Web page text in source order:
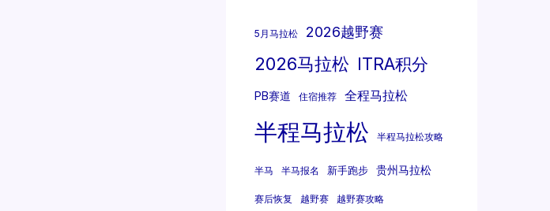
5月马拉松 2026越野赛
2026马拉松 ITRA积分
PB赛道 住宿推荐 全程马拉松
半程马拉松 半程马拉松攻略
半马 半马报名 新手跑步 贵州马拉松
赛后恢复 越野赛 越野赛攻略